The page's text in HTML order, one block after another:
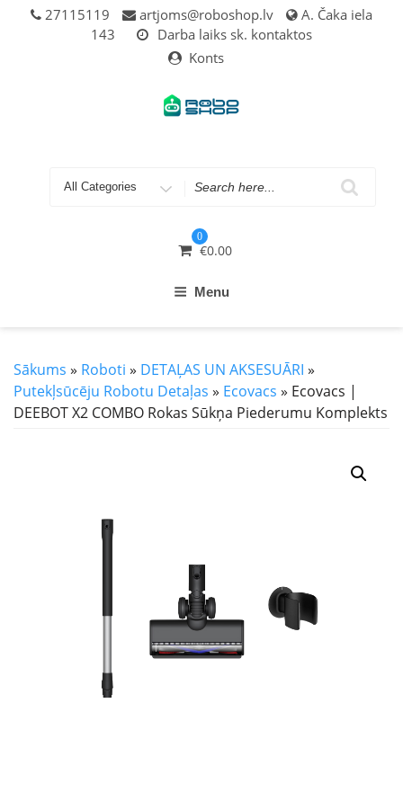
27115119 artjoms@roboshop.lv
A. Čaka iela
143
Darba laiks sk. kontaktos
Konts
Search
0
€0.00
Menu
Sākums » Roboti » DETAĻAS UN AKSESUĀRI »
Putekļsūcēju Robotu Detaļas » Ecovacs » Ecovacs |
DEEBOT X2 COMBO Rokas Sūkņa Piederumu Komplekts